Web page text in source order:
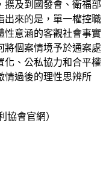
擴及到國發會、衛福部
出來的是，單一權控職
性意涵的客觀社會事實
將個案情境予於通案處
化、公私協力和合平權
情過後的理性思辨所
協會官網）